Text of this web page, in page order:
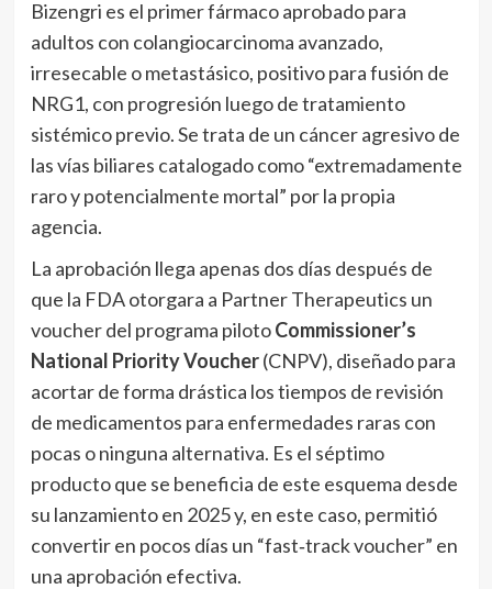
Bizengri es el primer fármaco aprobado para
adultos con colangiocarcinoma avanzado,
irresecable o metastásico, positivo para fusión de
NRG1, con progresión luego de tratamiento
sistémico previo. Se trata de un cáncer agresivo de
las vías biliares catalogado como “extremadamente
raro y potencialmente mortal” por la propia
agencia.
La aprobación llega apenas dos días después de
que la FDA otorgara a Partner Therapeutics un
voucher del programa pilotoCommissioner’s
National Priority Voucher(CNPV), diseñado para
acortar de forma drástica los tiempos de revisión
de medicamentos para enfermedades raras con
pocas o ninguna alternativa. Es el séptimo
producto que se beneficia de este esquema desde
su lanzamiento en 2025 y, en este caso, permitió
convertir en pocos días un “fast‑track voucher” en
una aprobación efectiva.